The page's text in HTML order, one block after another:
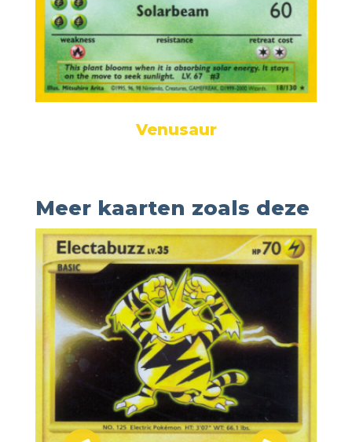
Venusaur
Meer kaarten zoals deze